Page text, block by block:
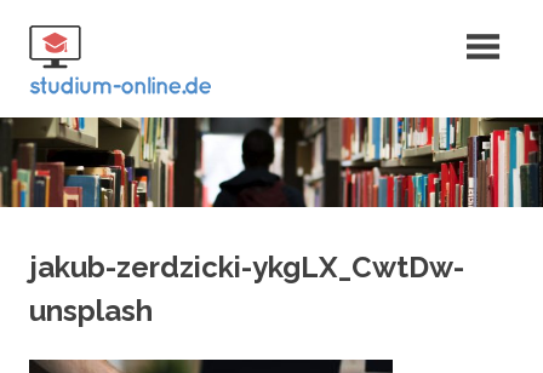
Inhalt
springen
Fernstudium
und Bachelor
jakub-zerdzicki-ykgLX_CwtDw-
unsplash